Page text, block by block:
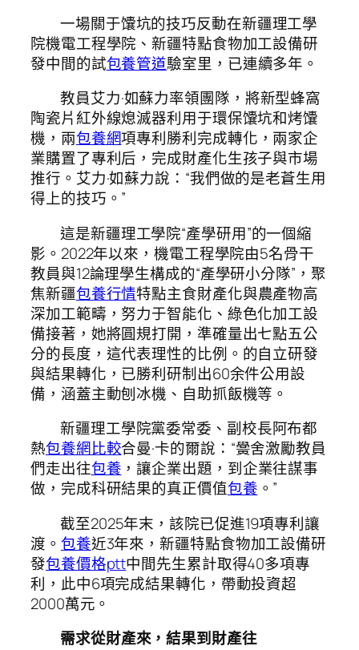
一場關于馕坑的技巧反動在新疆理工學
院機電工程學院、新疆特點食物加工設備研
發中間的試包養管道驗室里，已連續多年。
教員艾力·如蘇力率領團隊，將新型蜂窩
陶瓷片紅外線熄滅器利用于環保馕坑和烤馕
機，兩包養網項專利勝利完成轉化，兩家企
業購置了專利后，完成財產化生孩子與市場
推行。艾力·如蘇力說：“我們做的是老蒼生用
得上的技巧。”
這是新疆理工學院“產學研用”的一個縮
影。2022年以來，機電工程學院由5名骨干
教員與12論理學生構成的“產學研小分隊”，聚
焦新疆包養行情特點主食財產化與農產物高
深加工範疇，努力于智能化、綠色化加工設
備接著，她將圓規打開，準確量出七點五公
分的長度，這代表理性的比例。的自立研發
與結果轉化，已勝利研制出60余件公用設
備，涵蓋主動刨冰機、自助抓飯機等。
新疆理工學院黨委常委、副校長阿布都
熱包養網比較合曼·卡的爾說：“黌舍激勵教員
們走出往包養 ，讓企業出題，到企業往謀事
做，完成科研結果的真正價值包養 。”
截至2025年末，該院已促進19項專利讓
渡。 包養近3年來，新疆特點食物加工設備研
發包養價格ptt中間先生累計取得40多項專
利，此中6項完成結果轉化，帶動投資超
2000萬元。
需求從財產來，結果到財產往